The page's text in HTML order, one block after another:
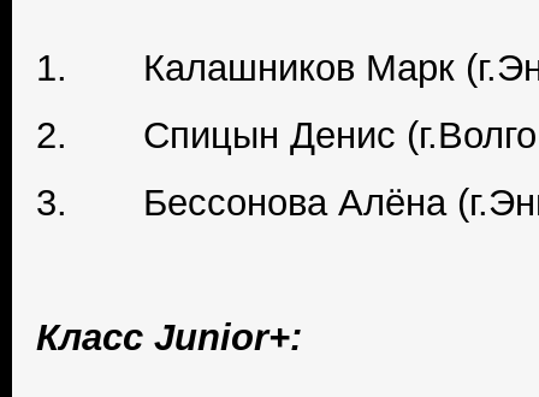
1. Калашников Марк
2. Спицын Денис
3. Бессонова Алёна
Класс Junior+: